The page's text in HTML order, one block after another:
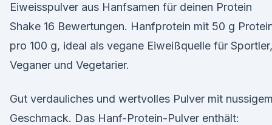
Eiweisspulver aus Hanfsamen für deinen Protein
Shake 16 Bewertungen. Hanfprotein mit 50 g
pro 100 g, ideal als vegane Eiweißquelle für Sportler,
Veganer und Vegetarier.
Gut verdauliches und wertvolles Pulver mit nussigem
Geschmack. Das Hanf-Protein-Pulver enthält: